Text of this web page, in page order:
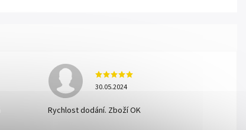
30.05.2024
Rychlost dodání. Zboží OK